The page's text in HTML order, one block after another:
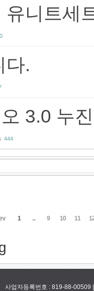
유니트세
다.
3.0 누
444
1 ... 9 10 11
사업자등록번호 : 819-88-00509